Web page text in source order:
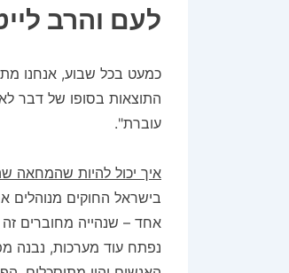
לעם והרב
כמעט בכל שבוע, אנחנו
התוצאות בסופו של דבר לא
עוברת".
איך יכול להיות שהמחאה
בישראל החוקים
אחד – שנהייה מחוברים זה
נפתח עוד מערכות, נבנה